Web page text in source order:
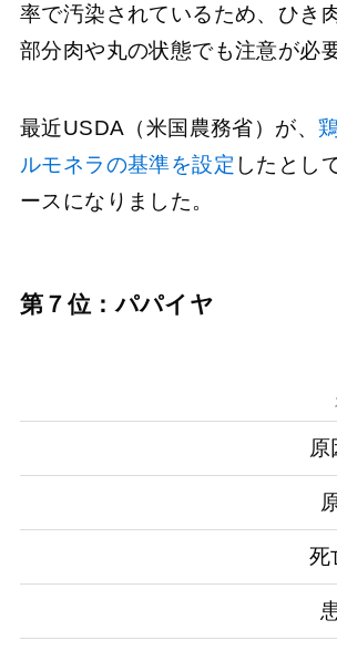
率で汚染されているため、ひき
部分肉や丸の状態でも注意が必
最近USDA（米国農務省）が、
ルモネラの基準を設定 したとし
ースになりました。
第７位：パパイヤ
原
死